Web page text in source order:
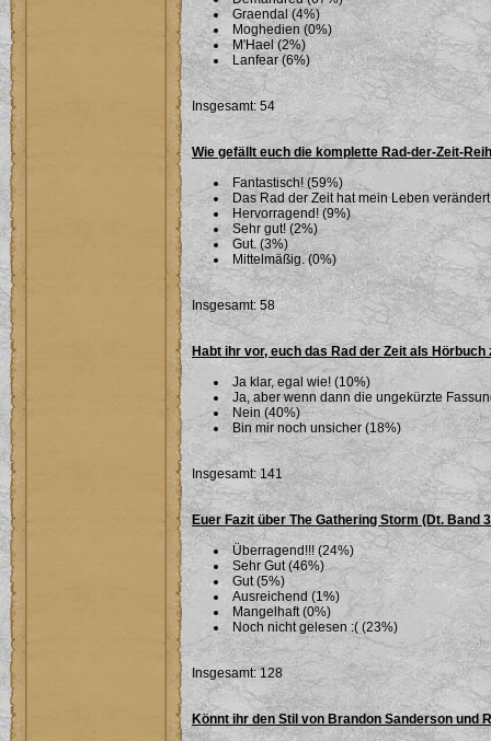
Graendal (4%)
Moghedien (0%)
M'Hael (2%)
Lanfear (6%)
Insgesamt: 54
Wie gefällt euch die komplette Rad-der-Zeit-
Fantastisch! (59%)
Das Rad der Zeit hat mein Leben
Hervorragend! (9%)
Sehr gut! (2%)
Gut. (3%)
Mittelmäßig. (0%)
Insgesamt: 58
Habt ihr vor, euch das Rad der Zeit als Hörbuch
Ja klar, egal wie! (10%)
Ja, aber wenn dann die ungekürzte
Nein (40%)
Bin mir noch unsicher (18%)
Insgesamt: 141
Euer Fazit über The Gathering Storm (Dt. Band
Überragend!!! (24%)
Sehr Gut (46%)
Gut (5%)
Ausreichend (1%)
Mangelhaft (0%)
Noch nicht gelesen :( (23%)
Insgesamt: 128
Könnt ihr den Stil von Brandon Sanderson und